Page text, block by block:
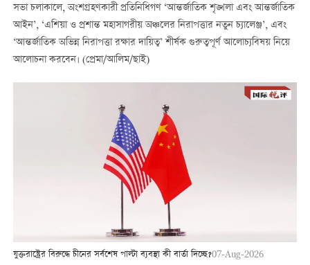
সভা চলাকালে, অংশগ্রহণকারী প্রতিনিধিগণ ‘আন্তর্জাতিক শৃঙ্খলা এবং আন্তর্জাতিক
আইন’, ‘এশিয়া ও প্রশান্ত মহাসাগরীয় অঞ্চলের নিরাপত্তার নতুন চ্যালেঞ্জ’, এবং
‘আন্তর্জাতিক অভিন্ন নিরাপত্তা রক্ষার দায়িত্ব’ শীর্ষক গুরুত্বপূর্ণ আলোচ্যবিষয় নিয়ে
আলোচনা করবেন। (প্রেমা/আলিম/ছাই)
যুক্তরাষ্ট্রের বিরুদ্ধে চীনের সর্বশেষ পাল্টা ব্যবস্থা কী বার্তা দিচ্ছে?07-Aug-2026